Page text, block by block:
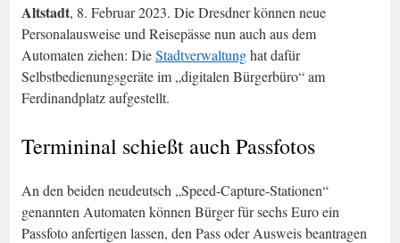
Altstadt, 8. Februar 2023. Die Dresdner können neue
Personalausweise und Reisepässe nun auch aus dem
Automaten ziehen: DieStadtverwaltunghat dafür
Selbstbedienungsgeräte im „digitalen Bürgerbüro“ am
Ferdinandplatz aufgestellt.
Termininal schießt auch Passfotos
An den beiden neudeutsch „Speed-Capture-Stationen“
genannten Automaten können Bürger für sechs Euro ein
Passfoto anfertigen lassen, den Pass oder Ausweis beantragen